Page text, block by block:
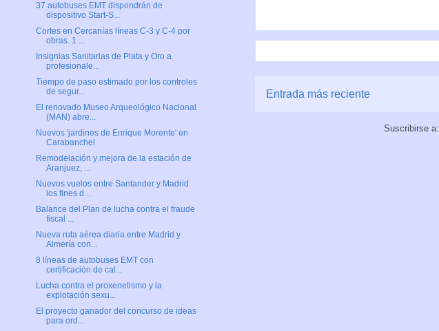
Entrada más reciente
Suscribirse a:
37 autobuses EMT dispondrán de
dispositivo Start-S...
Cortes en Cercanías líneas C-3 y C-4 por
obras. 1 ...
Insignias Sanitarias de Plata y Oro a
profesionale...
Tiempo de paso estimado por los controles
de segur...
El renovado Museo Arqueológico Nacional
(MAN) abre...
Nuevos 'jardines de Enrique Morente' en
Carabanchel
Remodelación y mejora de la estación de
Aranjuez, ...
Nuevos vuelos entre Santander y Madrid
los fines d...
Balance del Plan de lucha contra el fraude
fiscal ...
Nueva ruta aérea diaria entre Madrid y
Almería con...
8 líneas de autobuses EMT con
certificación de cal...
Lucha contra el proxenetismo y la
explotación sexu...
El proyecto ganador del concurso de ideas
para ord...